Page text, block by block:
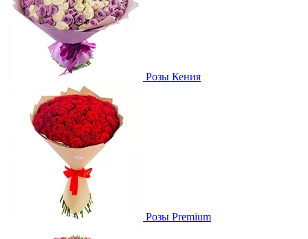
Розы Кения
Розы Premium